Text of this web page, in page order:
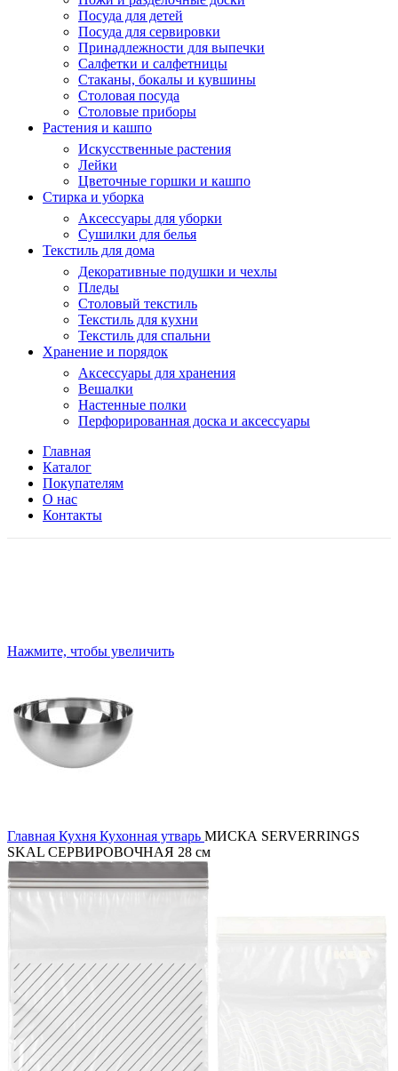
Посуда для детей
Посуда для сервировки
Принадлежности для выпечки
Салфетки и салфетницы
Стаканы, бокалы и кувшины
Столовая посуда
Столовые приборы
Растения и кашпо
Искусственные растения
Лейки
Цветочные горшки и кашпо
Стирка и уборка
Аксессуары для уборки
Сушилки для белья
Текстиль для дома
Декоративные подушки и чехлы
Пледы
Столовый текстиль
Текстиль для кухни
Текстиль для спальни
Хранение и порядок
Аксессуары для хранения
Вешалки
Настенные полки
Перфорированная доска и аксессуары
Главная
Каталог
Покупателям
О нас
Контакты
Нажмите, чтобы увеличить
Главная Кухня Кухонная утварь МИСКА SERVERRINGS
SKAL СЕРВИРОВОЧНАЯ 28 см